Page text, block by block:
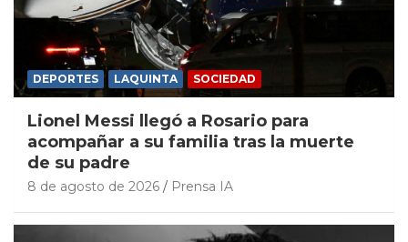
DEPORTES LAQUINTA SOCIEDAD
Lionel Messi llegó a Rosario para
acompañar a su familia tras la muerte
de su padre
8 de agosto de 2026 Prensa IA